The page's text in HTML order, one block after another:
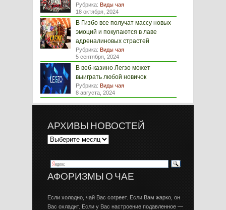
Рубрика: Виды чая
18 октября, 2024
В Гизбо все получат массу новых
эмоций и покупаются в лаве
адреналиновых страстей
Рубрика: Виды чая
5 сентября, 2024
В веб-казино Легзо может
выиграть любой новичок
Рубрика: Виды чая
8 августа, 2024
АРХИВЫ НОВОСТЕЙ
АФОРИЗМЫ О ЧАЕ
Если холодно, чай Вас согреет. Если Вам жарко, он
Вас охладит. Если у Вас настроение подавленное —